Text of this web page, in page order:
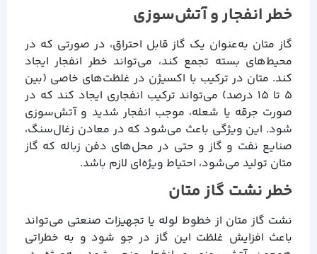
خطر انفجار و آتش‌سوزی
گاز متان به‌عنوان یک گاز قابل احتراق، در صورتی که در
محیط‌های بسته تجمع کند، می‌تواند خطر انفجار ایجاد
کند. متان در ترکیب با اکسیژن در غلظت‌های خاصی (بین
۵ تا ۱۵ درصد) می‌تواند ترکیب انفجاری ایجاد کند که در
صورت جرقه یا شعله، موجب انفجار شدید و آتش‌سوزی
شود. این ویژگی باعث می‌شود که در معادن زغال‌سنگ،
صنایع نفت و گاز و حتی در محل‌های دفن زباله که گاز
متان تولید می‌شود، احتیاط ویژه‌ای لازم باشد.
خطر نشت گاز متان
نشت گاز متان از خطوط لوله یا تجهیزات صنعتی می‌تواند
باعث افزایش غلظت این گاز در جو شود و به خطراتی